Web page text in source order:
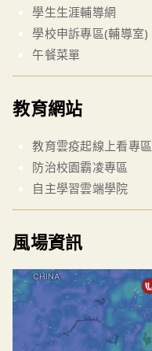
學生生涯輔導網
學校申訴專區(輔導室)
午餐菜單
教育網站
教育雲疫起線上看專區
防治校園霸凌專區
自主學習雲端學院
風場資訊